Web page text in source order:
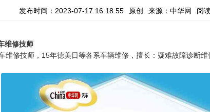
发布时间：2023-07-17 16:18:55 原创 来源：中华网 阅
维修技师